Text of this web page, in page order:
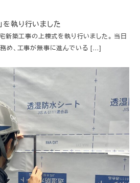
を執り行いました
新築工事の上棟式を執り行いました。 当日
め、工事が無事に進んでいる […]